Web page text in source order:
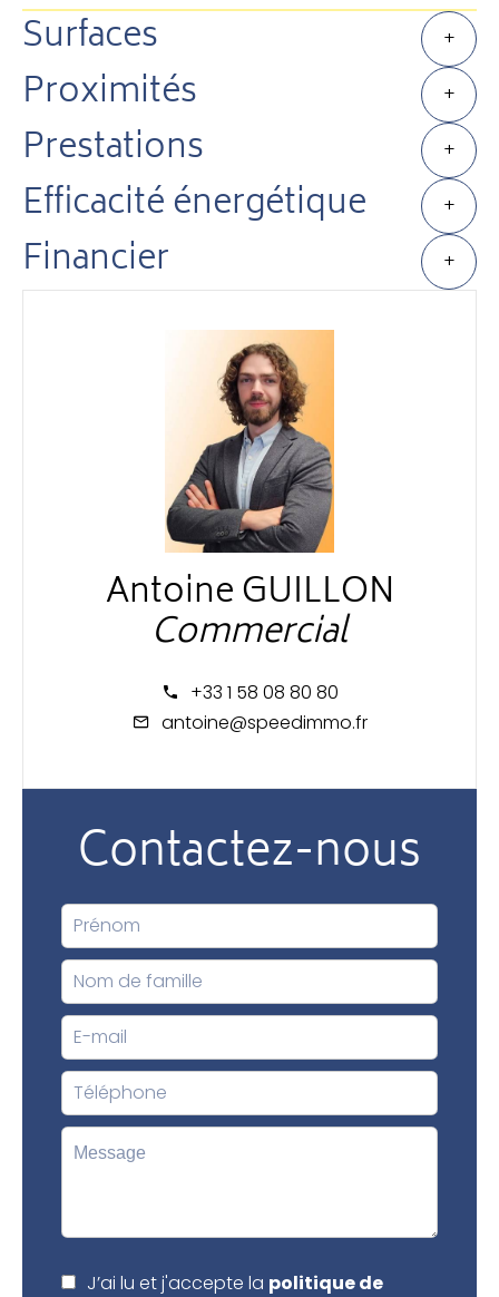
Surfaces +
Proximités +
Prestations +
Efficacité énergétique +
Financier +
Antoine GUILLON
Commercial
+33 1 58 08 80 80
antoine@speedimmo.fr
Contactez-nous
J’ai lu et j'accepte la politique de